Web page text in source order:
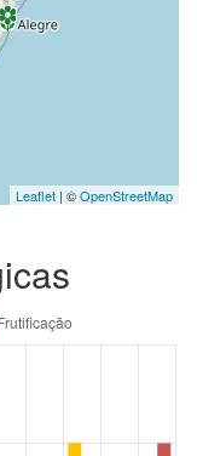
Leaflet | ©OpenStreetMap